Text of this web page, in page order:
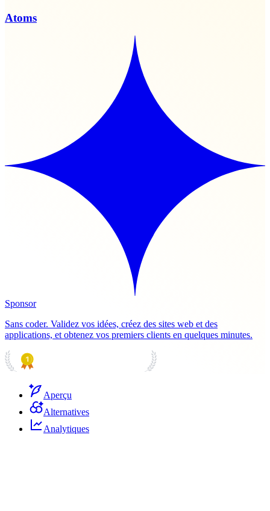
Atoms
Sponsor
Sans coder. Validez vos idées, créez des sites web et des
applications, et obtenez vos premiers clients en quelques minutes.
Aperçu
Alternatives
Analytiques